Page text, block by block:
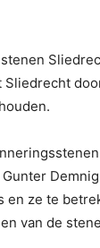
ze te
van de